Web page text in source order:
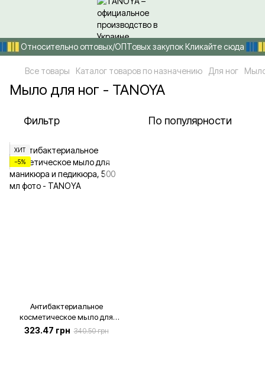
Относительно оптовых/ОПТовых закупок Кликайте сюда
Все товары Каталог товаров по назначению Для ног
Мыло для ног - TANOYA
Фильтр По популярности
ХИТ
−5%
Антибактериальное
косметическое мыло для
маникюра и педикюра, 500 мл
323.47 грн 340.50 грн